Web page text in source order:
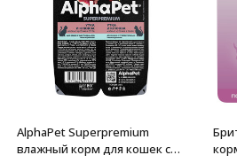
AlphaPet Superpremium
влажный корм для кошек с